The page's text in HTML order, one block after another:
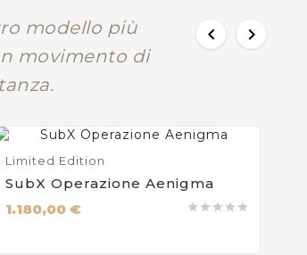
modello più
movimento di
 
Limited Edition
SubX Operazione Aenigma
    
1.180,00 €